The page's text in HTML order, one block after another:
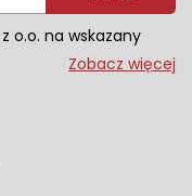
o.o. na wskazany
marketingowe
w naszej
wpłynie na
dokonanego przed
Zobacz więcej